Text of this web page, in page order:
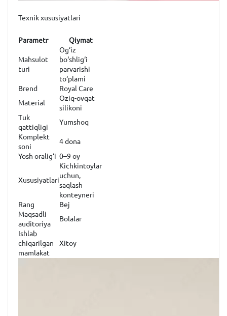
Texnik xususiyatlari
Parametr Qiymat
Mahsulot
turi
Og‘iz
bo‘shlig‘i
parvarishi
to‘plami
Brend
Royal Care
Material
Oziq-ovqat
silikoni
Tuk
qattiqligi
Yumshoq
Komplekt
soni
4 dona
Yosh oralig‘i 0–9 oy
Xususiyatlari
Kichkintoylar
uchun,
saqlash
konteyneri
Rang
Bej
Maqsadli
auditoriya
Bolalar
Ishlab
chiqarilgan
mamlakat
Xitoy